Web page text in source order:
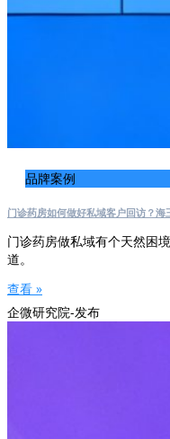
品牌案例
门诊药房如何做好私域客户回访？
门诊药房做私域有个天然困
道。
查看 »
企微研究院-发布